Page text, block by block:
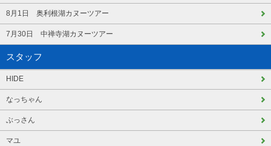
8月1日 奥利根湖カヌーツアー
7月30日 中禅寺湖カヌーツアー
スタッフ
HIDE
なっちゃん
ぶっさん
マユ